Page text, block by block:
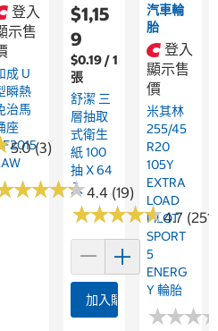
5.0 (3)
登入
示售
成 U
瞬熱
治馬
座
★★★★
★★★★4.4 (19)
$1,15
9
$0.19 / 1
張
舒潔 三
層抽取
式衛生
紙 100
抽 X 64
入
★★★★★
★★★★★4.7
加入購物車
汽車輪
胎
登入
顯示售
價
米其林
255/45
R20
105Y
EXTRA
LOAD
PILOT
SPORT
5
ENERG
Y 輪胎
★★★
★★★